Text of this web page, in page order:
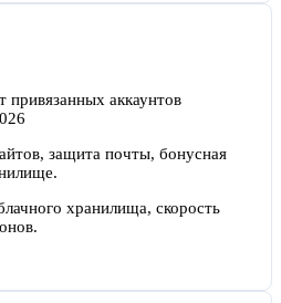
привязанных аккаунтов
защита почты, бонусная
хранилища, скорость